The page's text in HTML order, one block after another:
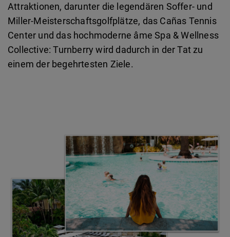
Attraktionen, darunter die legendären Soffer- und
Miller-Meisterschaftsgolfplätze, das Cañas Tennis
Center und das hochmoderne âme Spa & Wellness
Collective: Turnberry wird dadurch in der Tat zu
einem der begehrtesten Ziele.